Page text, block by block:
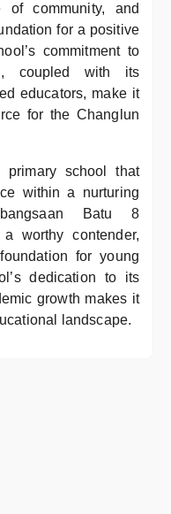
of community, and
for a positive
commitment to
coupled with its
educators, make it
for the Changlun
school that
within a nurturing
Batu 8
worthy contender,
for young
dedication to its
growth makes it
landscape.